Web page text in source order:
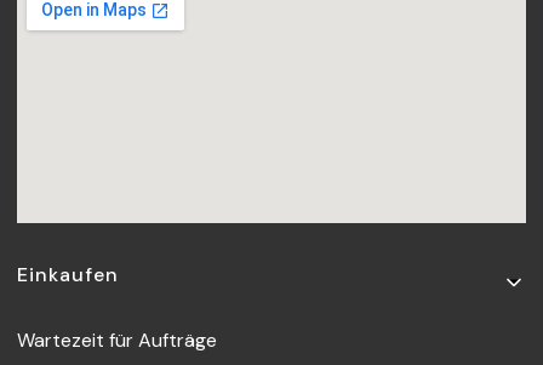
Fußzeilenmenü
Einkaufen
Wartezeit für Aufträge